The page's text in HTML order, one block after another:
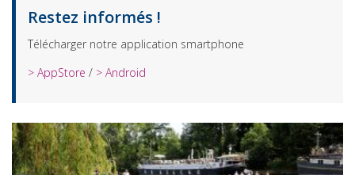
Restez informés !
Télécharger notre application smartphone
> AppStore / > Android